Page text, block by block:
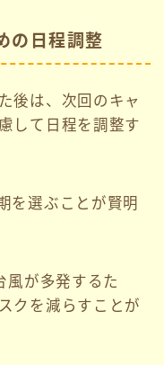
の日程調整
後は、次回のキャ
して日程を調整す
を選ぶことが賢明
風が多発するた
クを減らすことが